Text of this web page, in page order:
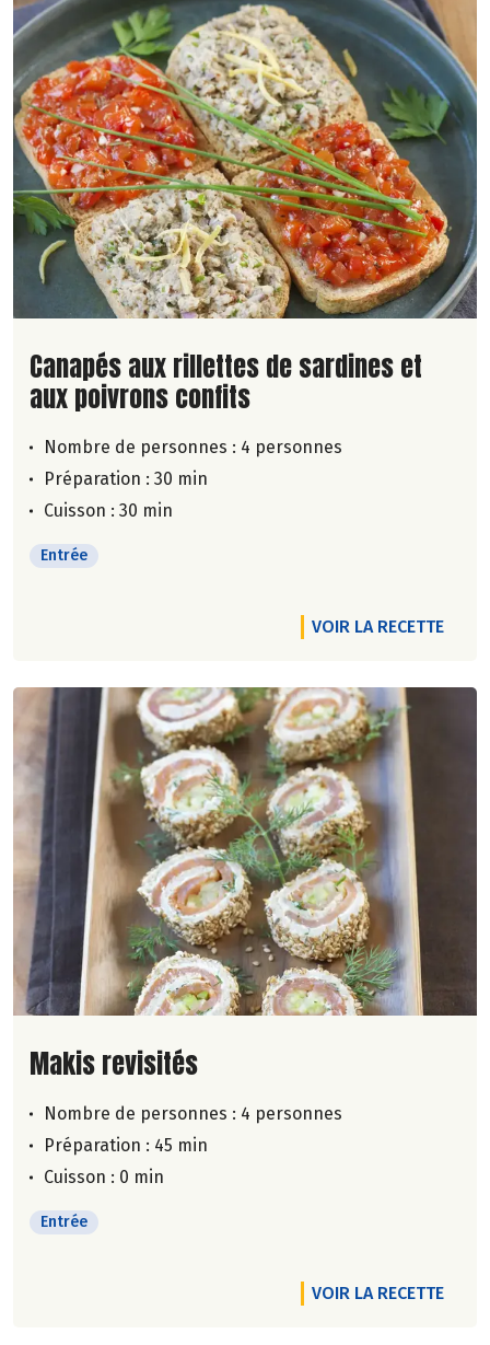
Lire la suite de la recette
Canapés aux rillettes de sardines et
aux poivrons confits
Nombre de personnes : 4 personnes
Préparation : 30 min
Cuisson : 30 min
Entrée
VOIR LA RECETTE
Lire la suite de la recette
Makis revisités
Nombre de personnes : 4 personnes
Préparation : 45 min
Cuisson : 0 min
Entrée
VOIR LA RECETTE